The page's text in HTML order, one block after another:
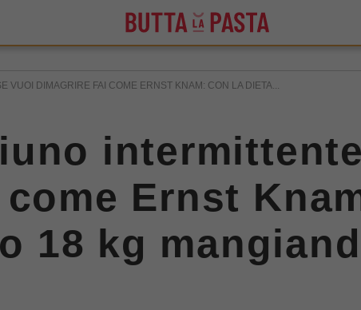
VUOI DIMAGRIRE FAI COME ERNST KNAM: CON LA DIETA...
Ernst
18 kg